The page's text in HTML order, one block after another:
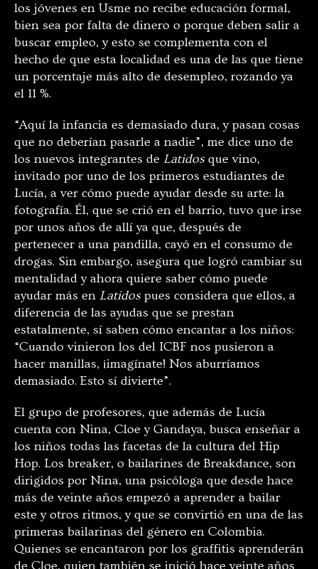
los jóvenes en Usme no recibe educación formal,
bien sea por falta de dinero o porque deben salir a
buscar empleo, y esto se complementa con el
hecho de que esta localidad es una de las que tiene
un porcentaje más alto de desempleo, rozando ya
el 11 %.
“Aquí la infancia es demasiado dura, y pasan cosas
que no deberían pasarle a nadie”, me dice uno de
los nuevos integrantes de Latidos que vino,
invitado por uno de los primeros estudiantes de
Lucía, a ver cómo puede ayudar desde su arte: la
fotografía. Él, que se crió en el barrio, tuvo que irse
por unos años de allí ya que, después de
pertenecer a una pandilla, cayó en el consumo de
drogas. Sin embargo, asegura que logró cambiar su
mentalidad y ahora quiere saber cómo puede
ayudar más en Latidos pues considera que ellos, a
diferencia de las ayudas que se prestan
estatalmente, sí saben cómo encantar a los niños:
“Cuando vinieron los del ICBF nos pusieron a
hacer manillas, ¡imagínate! Nos aburríamos
demasiado. Esto sí divierte”.
El grupo de profesores, que además de Lucía
cuenta con Nina, Cloe y Gandaya, busca enseñar a
los niños todas las facetas de la cultura del Hip
Hop. Los breaker, o bailarines de Breakdance, son
dirigidos por Nina, una psicóloga que desde hace
más de veinte años empezó a aprender a bailar
este y otros ritmos, y que se convirtió en una de las
primeras bailarinas del género en Colombia.
Quienes se encantaron por los graffitis aprenderán